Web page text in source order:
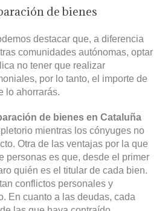
de bienes
destacar que, a diferencia
comunidades autónomas, optar
no tener que realizar
por lo tanto, el importe de
lo ahorrarás.
de bienes en Cataluña
mientras los cónyuges no
Otra de las ventajas por la que
personas es que, desde el primer
quién es el titular de cada bien.
conflictos personales y
En cuanto a las deudas, cada